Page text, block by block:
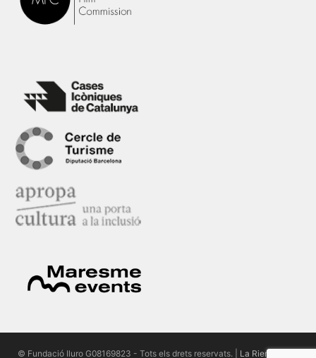
© Fundació Iluro G08169823 - Tots els drets reservats. | La Riera 96, 2n